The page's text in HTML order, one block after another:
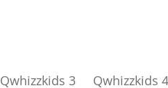
Qwhizzkids 3
Qwhizzkids 4